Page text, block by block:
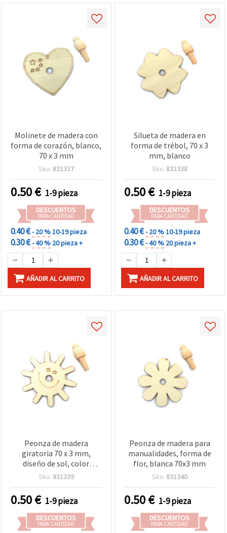
Molinete de madera con
forma de corazón, blanco,
70 x 3 mm
Sku: 831337
0.50€ 1-9 pieza
DESCUENTOS
PARA CANTIDAD
0.40 €- 20 %10-19 pieza
0.30 €- 40 % 20 pieza +
AÑADIR AL CARRITO
Silueta de madera en
forma de trébol, 70 x 3
mm, blanco
Sku: 831338
0.50€ 1-9 pieza
DESCUENTOS
PARA CANTIDAD
0.40 €- 20 %10-19 pieza
0.30 €- 40 % 20 pieza +
AÑADIR AL CARRITO
Peonza de madera
giratoria 70 x 3 mm,
diseño de sol, color
blanco para manualidades
Sku: 831339
0.50€ 1-9 pieza
DESCUENTOS
PARA CANTIDAD
Peonza de madera para
manualidades, forma de
flor, blanca 70x3 mm
Sku: 831340
0.50€ 1-9 pieza
DESCUENTOS
PARA CANTIDAD